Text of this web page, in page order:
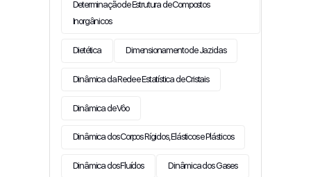
Determinação de Estrutura de Compostos
Inorgânicos
Dietética Dimensionamento de Jazidas
Dinâmica da Rede e Estatística de Cristais
Dinâmica de Vôo
Dinâmica dos Corpos Rígidos, Elásticos e Plásticos
Dinâmica dos Fluídos Dinâmica dos Gases